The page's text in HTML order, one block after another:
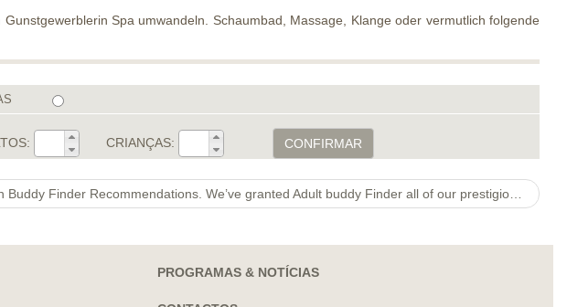
Spa umwandeln. Schaumbad, Massage, Klange oder vermutlich folgende
CRIANÇAS: CONFIRMAR
PROGRAMAS & NOTÍCIAS